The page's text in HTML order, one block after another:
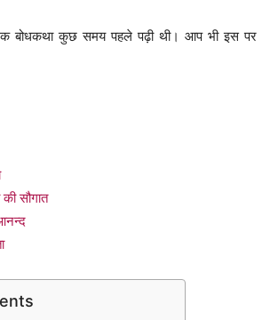
बोधकथा कुछ समय पहले पढ़ी थी। आप भी इस पर
सौगात